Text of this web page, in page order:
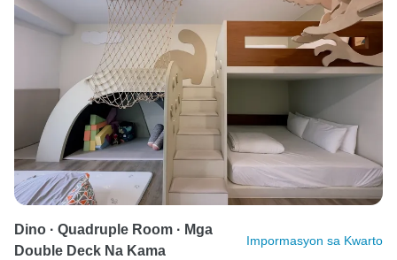
Dino · Quadruple Room · Mga
Double Deck Na Kama
Impormasyon sa Kwarto